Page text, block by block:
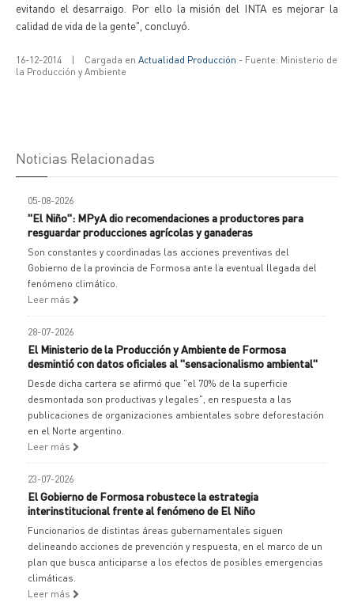
evitando el desarraigo. Por ello la misión del INTA es mejorar la
calidad de vida de la gente", concluyó.
16-12-2014 | Cargada en Actualidad Producción - Fuente: Ministerio de
la Producción y Ambiente
Noticias Relacionadas
05-08-2026
"El Niño": MPyA dio recomendaciones a productores para
resguardar producciones agrícolas y ganaderas
Son constantes y coordinadas las acciones preventivas del
Gobierno de la provincia de Formosa ante la eventual llegada del
fenómeno climático.
Leer más
28-07-2026
El Ministerio de la Producción y Ambiente de Formosa
desmintió con datos oficiales al "sensacionalismo ambiental"
Desde dicha cartera se afirmó que "el 70% de la superficie
desmontada son productivas y legales", en respuesta a las
publicaciones de organizaciones ambientales sobre deforestación
en el Norte argentino.
Leer más
23-07-2026
El Gobierno de Formosa robustece la estrategia
interinstitucional frente al fenómeno de El Niño
Funcionarios de distintas áreas gubernamentales siguen
delineando acciones de prevención y respuesta, en el marco de un
plan que busca anticiparse a los efectos de posibles emergencias
climáticas.
Leer más